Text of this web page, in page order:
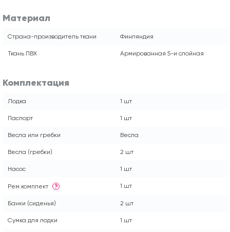
Материал
Страна-производитель ткани Финляндия
Ткань ПВХ Армированная 5-и слойная
Комплектация
Лодка 1 шт
Паспорт 1 шт
Весла или гребки Весла
Весла (гребки) 2 шт
Насос 1 шт
Рем.комплект ? 1 шт
Банки (сиденья) 2 шт
Сумка для лодки 1 шт